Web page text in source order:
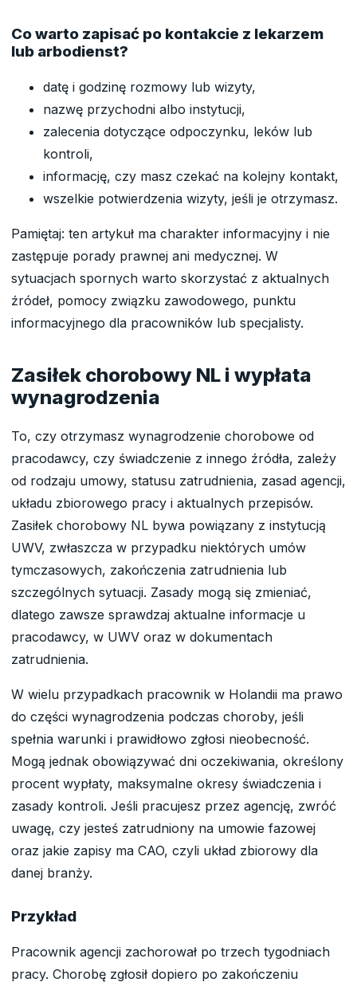
Co warto zapisać po kontakcie z lekarzem
lub arbodienst?
datę i godzinę rozmowy lub wizyty,
nazwę przychodni albo instytucji,
zalecenia dotyczące odpoczynku, leków lub
kontroli,
informację, czy masz czekać na kolejny kontakt,
wszelkie potwierdzenia wizyty, jeśli je otrzymasz.
Pamiętaj: ten artykuł ma charakter informacyjny i nie
zastępuje porady prawnej ani medycznej. W
sytuacjach spornych warto skorzystać z aktualnych
źródeł, pomocy związku zawodowego, punktu
informacyjnego dla pracowników lub specjalisty.
Zasiłek chorobowy NL i wypłata
wynagrodzenia
To, czy otrzymasz wynagrodzenie chorobowe od
pracodawcy, czy świadczenie z innego źródła, zależy
od rodzaju umowy, statusu zatrudnienia, zasad agencji,
układu zbiorowego pracy i aktualnych przepisów.
Zasiłek chorobowy NL bywa powiązany z instytucją
UWV, zwłaszcza w przypadku niektórych umów
tymczasowych, zakończenia zatrudnienia lub
szczególnych sytuacji. Zasady mogą się zmieniać,
dlatego zawsze sprawdzaj aktualne informacje u
pracodawcy, w UWV oraz w dokumentach
zatrudnienia.
W wielu przypadkach pracownik w Holandii ma prawo
do części wynagrodzenia podczas choroby, jeśli
spełnia warunki i prawidłowo zgłosi nieobecność.
Mogą jednak obowiązywać dni oczekiwania, określony
procent wypłaty, maksymalne okresy świadczenia i
zasady kontroli. Jeśli pracujesz przez agencję, zwróć
uwagę, czy jesteś zatrudniony na umowie fazowej
oraz jakie zapisy ma CAO, czyli układ zbiorowy dla
danej branży.
Przykład
Pracownik agencji zachorował po trzech tygodniach
pracy. Chorobę zgłosił dopiero po zakończeniu